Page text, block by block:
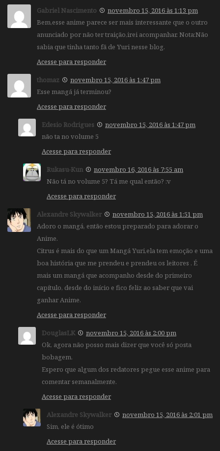
Gabriel Nascimento
novembro 15, 2016 às 1:13 pm
Bem,esse anime parece ser mais interessante que o outro
anunciado por não ter traição,irei acompanhar. Nota:Não
sabia que tinha tanto fã de Yuri nesse blog.
Acesse para responder
thomaz
novembro 15, 2016 às 1:47 pm
Esse mangá já terminou?
Acesse para responder
Edesio Rodrigues
novembro 15, 2016 às 1:47 pm
não ta no volume 5
Acesse para responder
Rukasu-Kun
novembro 16, 2016 às 7:55 am
Não tá no volume 5? Tá me qual então? :v
Acesse para responder
Alexandre Skywalker
novembro 15, 2016 às 1:51 pm
Adoro o mangá, então estou preparado para adorar o
Anime.
Citrus é mais do que um Mangá Yuri,ela tem emoção e uma
boa história que me prendeu e prendeu os leitores . É
mais um mangá que acompanho desde do primeiro
capítulo, desde do início e fico feliz ao saber que vai
ganhar Anime.
Acesse para responder
DouglasLK
novembro 15, 2016 às 2:00 pm
Ok, agora não posso mais dizer que você só posta
bobagem.
Espero que algum dos redatores pegue esse anime para
comentar semanalmente.
Acesse para responder
Alexandre Skywalker
novembro 15, 2016 às 2:01 pm
Sim, ele é ótimo
Acesse para responder